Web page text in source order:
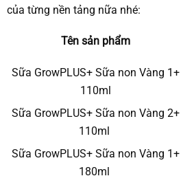
của từng nền tảng nữa nhé:
Tên sản phẩm
Sữa GrowPLUS+ Sữa non Vàng 1+
110ml
Sữa GrowPLUS+ Sữa non Vàng 2+
110ml
Sữa GrowPLUS+ Sữa non Vàng 1+
180ml